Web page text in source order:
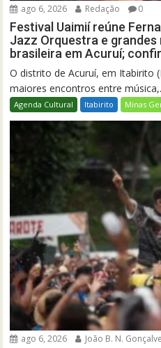
ago 6, 2026 Redação 0
Festival Uaimií reúne
Jazz Orquestra e grandes
brasileira em Acuruí;
O distrito de Acuruí, em Itabirito
maiores encontros entre
Agenda Cultural Itabirito Minas
ago 6, 2026 João B. N.